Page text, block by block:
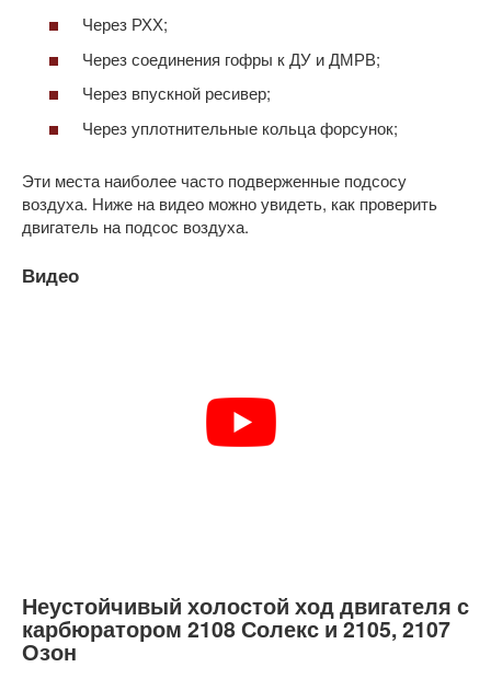
Через РХХ;
Через соединения гофры к ДУ и ДМРВ;
Через впускной ресивер;
Через уплотнительные кольца форсунок;
Эти места наиболее часто подверженные подсосу
воздуха. Ниже на видео можно увидеть, как проверить
двигатель на подсос воздуха.
Видео
Неустойчивый холостой ход двигателя с
карбюратором 2108 Солекс и 2105, 2107
Озон